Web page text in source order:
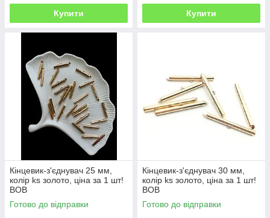
Купити Купити
Кінцевик-з'єднувач 25 мм,
колір ks золото, ціна за 1 шт!
ВОВ
Готово до відправки
Кінцевик-з'єднувач 30 мм,
колір ks золото, ціна за 1 шт!
ВОВ
Готово до відправки